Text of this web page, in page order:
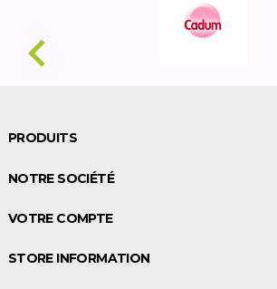

PRODUITS
NOTRE SOCIÉTÉ
VOTRE COMPTE
STORE INFORMATION